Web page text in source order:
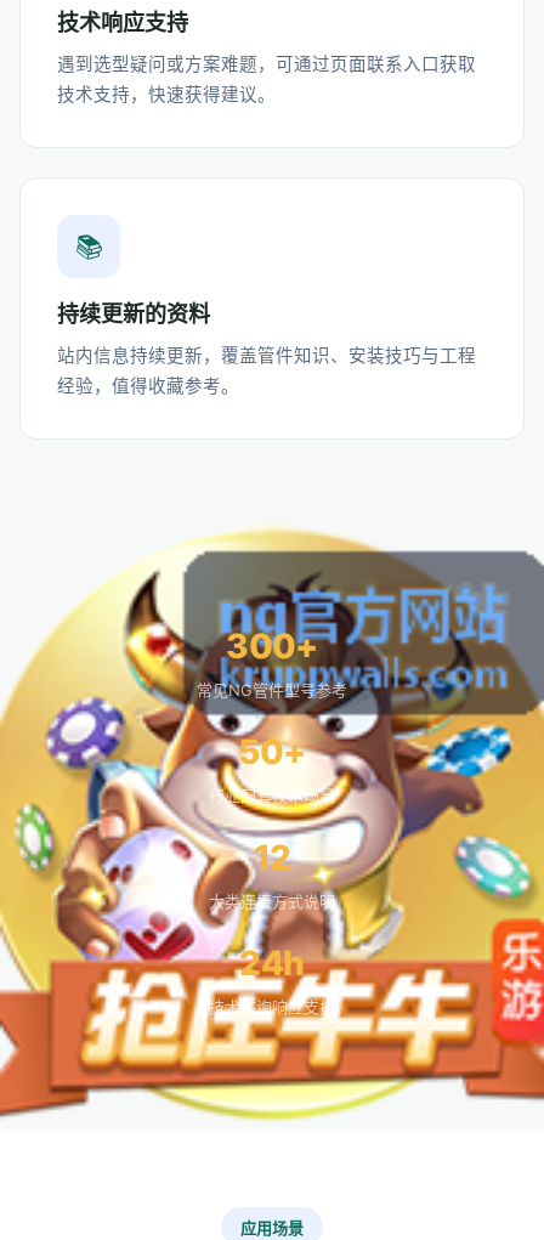
技术响应支持
遇到选型疑问或方案难题，可通过页面联系入口获取
技术支持，快速获得建议。
📚
持续更新的资料
站内信息持续更新，覆盖管件知识、安装技巧与工程
经验，值得收藏参考。
300+
常见NG管件型号参考
50+
行业配套技术场景
12
大类连接方式说明
24h
技术咨询响应支持
应用场景